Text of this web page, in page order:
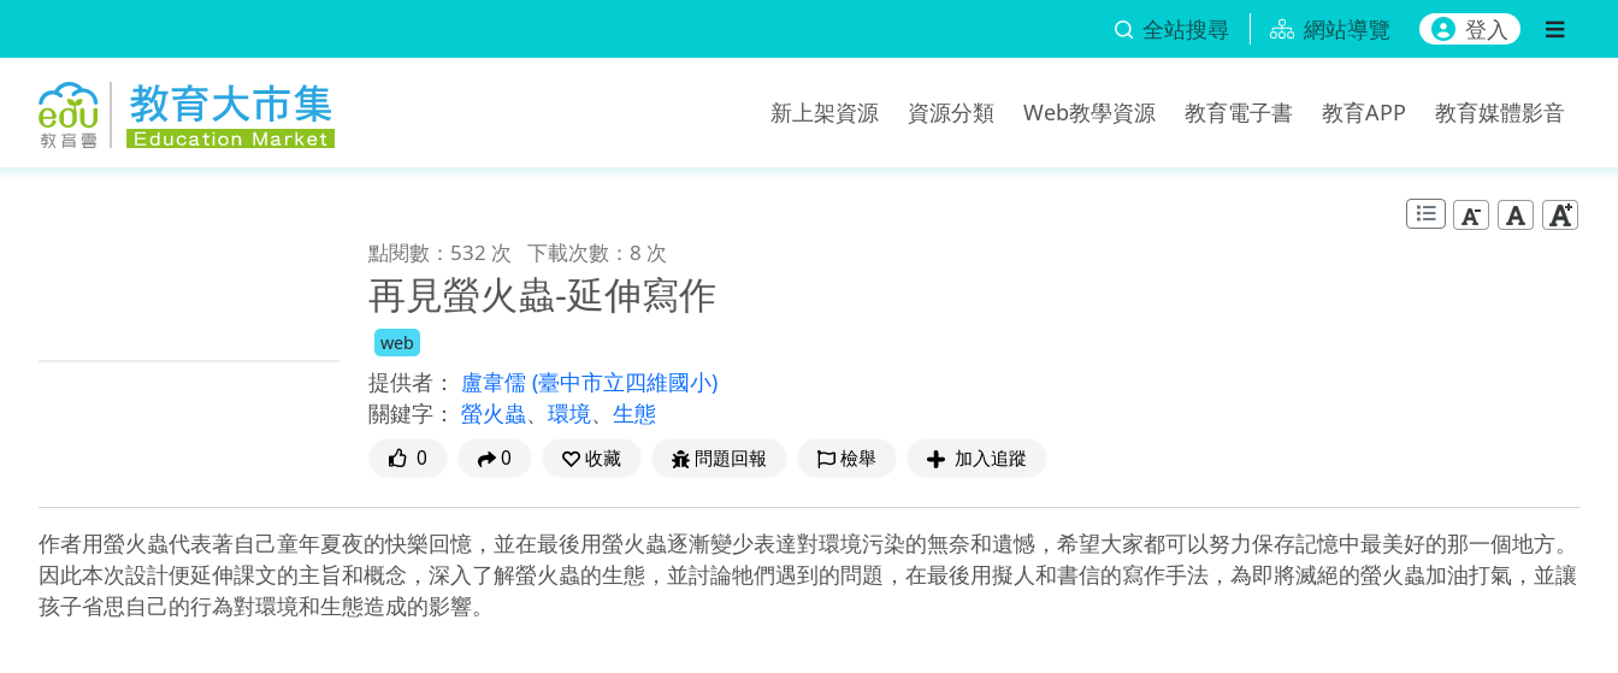
全站搜尋 網站導覽 登入
新上架資源 資源分類 Web教學資源 教育電子書 教育APP 教育媒體影音
點閱數：532 次 下載次數：8 次
再見螢火蟲-延伸寫作
web
提供者： 盧韋儒 (臺中市立四維國小)
關鍵字： 螢火蟲、 環境、 生態
0 0 收藏 問題回報 檢舉 加入追蹤
作者用螢火蟲代表著自己童年夏夜的快樂回憶，並在最後用螢火蟲逐漸變少表達對環境污染的無奈和遺憾，希望大家都可以努力保存記憶中最美好的那一個地方。
因此本次設計便延伸課文的主旨和概念，深入了解螢火蟲的生態，並討論牠們遇到的問題，在最後用擬人和書信的寫作手法，為即將滅絕的螢火蟲加油打氣，並讓
孩子省思自己的行為對環境和生態造成的影響。